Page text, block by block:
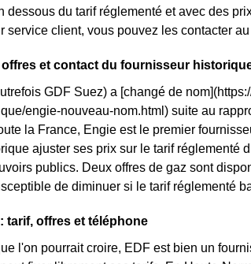
dessous du tarif réglementé et avec des
service client, vous pouvez les contacter
et contact du fournisseur
GDF Suez) a [changé de
engie-nouveau-nom.html) suite au
la France, Engie est le premier
ajuster ses prix sur le tarif réglementé
publics. Deux offres de gaz sont
de diminuer si le tarif réglementé
tarif, offres et téléphone
l'on pourrait croire, EDF est bien un